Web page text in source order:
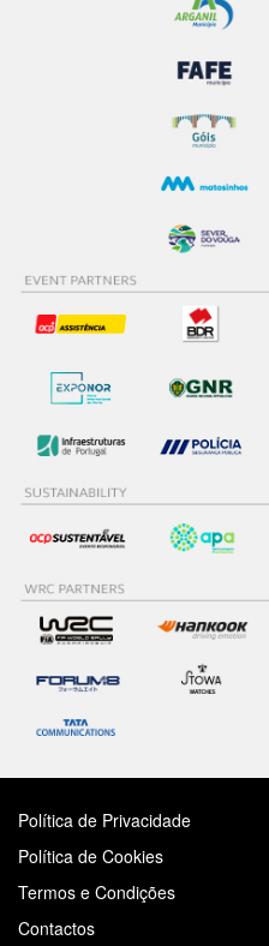
Política de Privacidade
Política de Cookies
Termos e Condições
Contactos